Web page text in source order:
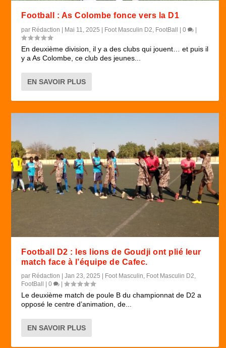
Football : As Colombe fonce vers la D1
par Rédaction | Mai 11, 2025 | Foot Masculin D2 FootBall |0 |
En deuxième division, il y a des clubs qui jouent… et puis il
y a As Colombe, ce club des jeunes...
EN SAVOIR PLUS
Football D2 : les lions de Goudji ont plié leur
match face à l’équipe de Cafec.
par Rédaction |Jan 23, 2025 Foot Masculin, Foot Masculin D2,
FootBall
|0 |
Le deuxième match de poule B du championnat de D2 a
opposé le centre d’animation, de...
EN SAVOIR PLUS